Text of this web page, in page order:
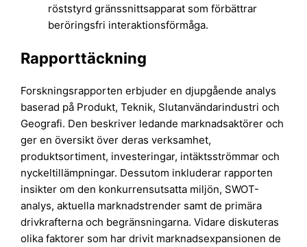
röststyrd gränssnittsapparat som förbättrar
beröringsfri interaktionsförmåga.
Rapporttäckning
Forskningsrapporten erbjuder en djupgående analys
baserad på Produkt, Teknik, Slutanvändarindustri och
Geografi. Den beskriver ledande marknadsaktörer och
ger en översikt över deras verksamhet,
produktsortiment, investeringar, intäktsströmmar och
nyckeltillämpningar. Dessutom inkluderar rapporten
insikter om den konkurrensutsatta miljön, SWOT-
analys, aktuella marknadstrender samt de primära
drivkrafterna och begränsningarna. Vidare diskuteras
olika faktorer som har drivit marknadsexpansionen de